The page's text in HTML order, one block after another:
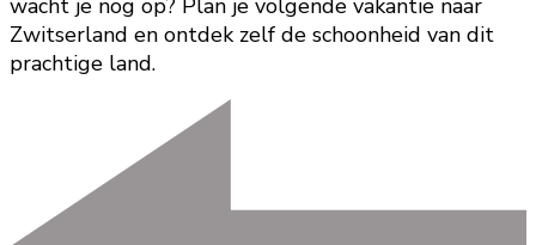
wacht je nog op? Plan je volgende vakantie naar
Zwitserland en ontdek zelf de schoonheid van dit
prachtige land.